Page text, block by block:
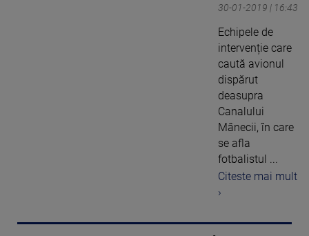
30-01-2019 | 16:43
Echipele de
intervenție care
caută avionul
dispărut
deasupra
Canalului
Mânecii, în care
se afla
fotbalistul ...
Citeste mai mult
›